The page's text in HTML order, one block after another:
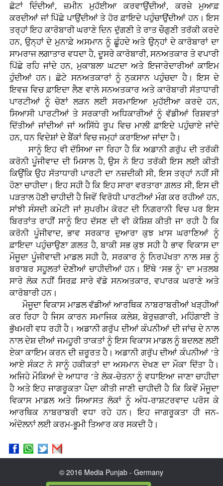
ਛੋਟਾਂ ਦਿੰਦੀਆਂ, ਜ਼ਮੀਨ ਮੁਹੱਈਆ ਕਰਵਾਉਂਦੀਆਂ, ਕਰਜ਼ੇ ਮੁਆਫ਼
ਕਰਦੀਆਂ ਜਾਂ ਪਿੱਛੇ ਪਾਉਂਦੀਆਂ ਤੇ ਹੋਰ ਫ਼ਾਇਦੇ ਪਹੁੰਚਾਉਂਦੀਆਂ ਹਨ। ਇਸ
ਤਰ੍ਹਾਂ ਇਹ ਕਾਰੋਬਾਰੀ ਘਰਾਣੇ ਦਿਨ ਦੁੱਗਣੀ ਤੇ ਰਾਤ ਚੌਗੁਣੀ ਤਰੱਕੀ ਕਰਦੇ
ਹਨ, ਉਨ੍ਹਾਂ ਦੇ ਮੁਨਾਫ਼ੇ ਅਸਮਾਨ ਨੂੰ ਛੂੰਹਦੇ ਅਤੇ ਉਨ੍ਹਾਂ ਦੇ ਕਾਰੋਬਾਰਾਂ ਦਾ
ਸਾਮਰਾਜ ਲਗਾਤਾਰ ਵਧਦਾ ਹੈ, ਦੂਸਰੇ ਕਾਰੋਬਾਰੀ, ਸਨਅਤਕਾਰ ਤੇ ਵਪਾਰੀ
ਪਿੱਛੇ ਰਹਿ ਜਾਂਦੇ ਹਨ, ਮੁਕਾਬਲਾ ਘਟਦਾ ਅਤੇ ਇਜਾਰੇਦਾਰੀਆਂ ਕਾਇਮ
ਹੁੰਦੀਆਂ ਹਨ। ਛੋਟੇ ਸਨਅਤਕਾਰਾਂ ਨੂੰ ਨੁਕਸਾਨ ਪਹੁੰਚਦਾ ਹੈ। ਇਸ ਦੇ
ਇਵਜ਼ ਵਿਚ ਫ਼ਾਇਦਾ ਲੈਣ ਵਾਲੇ ਸਨਅਤਕਾਰ ਅਤੇ ਕਾਰੋਬਾਰੀ ਸੱਤਾਧਾਰੀ
ਪਾਰਟੀਆਂ ਨੂੰ ਚੋਣਾਂ ਲੜਨ ਲਈ ਸਰਮਾਇਆ ਮੁਹੱਈਆ ਕਰਦੇ ਹਨ,
ਸਿਆਸੀ ਪਾਰਟੀਆਂ ਤੇ ਸਰਕਾਰੀ ਅਧਿਕਾਰੀਆਂ ਨੂੰ ਵੱਡੀਆਂ ਰਿਸ਼ਵਤਾਂ
ਦਿੱਤੀਆਂ ਜਾਂਦੀਆਂ ਜਾਂ ਅਸਿੱਧੇ ਰੂਪ ਵਿਚ ਮਾਲੀ ਫ਼ਾਇਦੇ ਪਹੁੰਚਾਏ ਜਾਂਦੇ
ਹਨ, ਧਨ ਵਿਦੇਸ਼ਾਂ ਦੇ ਬੈਂਕਾਂ ਵਿਚ ਜਮ੍ਹਾਂ ਕਰਾਇਆ ਜਾਂਦਾ ਹੈ।
ਸਾਨੂੰ ਇਹ ਵੀ ਦੱਸਿਆ ਜਾ ਰਿਹਾ ਹੈ ਕਿ ਅਡਾਨੀ ਗਰੁੱਪ ਦੀ ਤਰੱਕੀ
ਕਰੋਨੀ ਪੂੰਜੀਵਾਦ ਦੀ ਮਿਸਾਲ ਹੈ, ਉਸ ਨੇ ਇਹ ਤਰੱਕੀ ਇਸ ਲਈ ਕੀਤੀ
ਕਿਉਂਕਿ ਉਹ ਸੱਤਾਧਾਰੀ ਪਾਰਟੀ ਦਾ ਨਜ਼ਦੀਕੀ ਸੀ, ਇਸ ਤਰ੍ਹਾਂ ਨਹੀਂ ਸੀ
ਹੋਣਾ ਚਾਹੀਦਾ। ਇਹ ਸਹੀ ਹੈ ਕਿ ਇਹ ਸਾਰਾ ਵਰਤਾਰਾ ਗ਼ਲਤ ਸੀ, ਇਸ ਦੀ
ਪੜਤਾਲ ਹੋਣੀ ਚਾਹੀਦੀ ਹੈ ਜਿਵੇਂ ਵਿਰੋਧੀ ਪਾਰਟੀਆਂ ਮੰਗ ਕਰ ਰਹੀਆਂ ਹਨ,
ਸਾਂਝੀ ਸੰਸਦੀ ਕਮੇਟੀ ਜਾਂ ਸੁਪਰੀਮ ਕੋਰਟ ਦੀ ਨਿਗਰਾਨੀ ਵਿਚ ਪਰ ਇਸ
ਬਿਰਤਾਂਤ ਰਾਹੀਂ ਸਾਨੂੰ ਇਹ ਦੱਸਣ ਦੀ ਵੀ ਕੋਸ਼ਿਸ਼ ਕੀਤੀ ਜਾ ਰਹੀ ਹੈ ਕਿ
ਕਰੋਨੀ ਪੂੰਜੀਵਾਦ, ਭਾਵ ਸਰਕਾਰ ਦੁਆਰਾ ਕੁਝ ਖ਼ਾਸ ਘਰਾਣਿਆਂ ਨੂੰ
ਫ਼ਾਇਦਾ ਪਹੁੰਚਾਉਣਾ ਗ਼ਲਤ ਹੈ, ਬਾਕੀ ਸਭ ਕੁਝ ਸਹੀ ਹੈ ਭਾਵ ਵਿਕਾਸ ਦਾ
ਮੌਜੂਦਾ ਪੂੰਜੀਵਾਦੀ ਮਾਡਲ ਸਹੀ ਹੈ, ਸਰਕਾਰ ਨੂੰ ਨਿਰਪੱਖਤਾ ਨਾਲ ਸਭ ਨੂੰ
ਬਰਾਬਰ ਸਹੂਲਤਾਂ ਦੇਣੀਆਂ ਚਾਹੀਦੀਆਂ ਹਨ। ਇੱਥੇ ‘ਸਭ ਨੂੰ’ ਦਾ ਮਤਲਬ
ਸਾਰੇ ਲੋਕ ਨਹੀਂ ਸਿਰਫ਼ ਸਾਰੇ ਵੱਡੇ ਸਨਅਤਕਾਰ, ਵਪਾਰਕ ਘਰਾਣੇ ਅਤੇ
ਕਾਰੋਬਾਰੀ ਹਨ।
ਮੌਜੂਦਾ ਵਿਕਾਸ ਮਾਡਲ ਵੱਡੀਆਂ ਆਰਥਿਕ ਨਾਬਰਾਬਰੀਆਂ ਖੜ੍ਹੀਆਂ
ਕਰ ਰਿਹਾ ਹੈ ਜਿਸ ਕਾਰਨ ਸਮਾਜਿਕ ਕਲੇਸ਼, ਬੇਰੁਜ਼ਗਾਰੀ, ਮਹਿੰਗਾਈ ਤੇ
ਭੁੱਖਮਰੀ ਵਧ ਰਹੀ ਹੈ। ਅਡਾਨੀ ਗਰੁੱਪ ਦੀਆਂ ਕੰਪਨੀਆਂ ਦੀ ਜਾਂਚ ਦੇ ਨਾਲ
ਨਾਲ ਦੇਸ਼ ਦੀਆਂ ਜਮਹੂਰੀ ਤਾਕਤਾਂ ਨੂੰ ਇਸ ਵਿਕਾਸ ਮਾਡਲ ਨੂੰ ਬਦਲਣ ਲਈ
ਏਕਾ ਕਾਇਮ ਕਰਨ ਦੀ ਜ਼ਰੂਰਤ ਹੈ। ਅਡਾਨੀ ਗਰੁੱਪ ਦੀਆਂ ਕੰਪਨੀਆਂ ’ਤੇ
ਆਏ ਸੰਕਟ ਨੇ ਸਾਨੂੰ ਹਕੀਕਤਾਂ ਦਾ ਅਸਮਾਨ ਦੇਖਣ ਦਾ ਮੌਕਾ ਦਿੱਤਾ ਹੈ।
ਅਜਿਹੇ ਮੌਕਿਆਂ ਦੇ ਆਧਾਰ ’ਤੇ ਲੋਕ-ਚੇਤਨਾ ਨੂੰ ਵਧਾਇਆ ਜਾਣਾ ਚਾਹੀਦਾ
ਹੈ ਅਤੇ ਇਹ ਜਾਗਰੂਕਤਾ ਪੈਦਾ ਕੀਤੀ ਜਾਣੀ ਚਾਹੀਦੀ ਹੈ ਕਿ ਕਿਵੇਂ ਮੌਜੂਦਾ
ਵਿਕਾਸ ਮਾਡਲ ਅਤੇ ਸਿਆਸਤ ਲੋਕਾਂ ਨੂੰ ਅੰਧ-ਰਾਸ਼ਟਰਵਾਦ ਪਰੋਸ ਕੇ
ਆਰਥਿਕ ਨਾਬਰਾਬਰੀ ਵਧਾ ਰਹੇ ਹਨ। ਇਹ ਜਾਗਰੂਕਤਾ ਹੀ ਜਨ-
ਅੰਦੋਲਨਾਂ ਲਈ ਕਰਮ-ਭੂਮੀ ਤਿਆਰ ਕਰ ਸਕਦੀ ਹੈ।
© 2016 Media Punjab - Germany